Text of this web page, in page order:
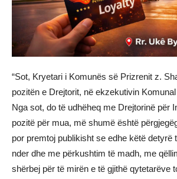
“Sot, Kryetari i Komunës së Prizrenit z.
pozitën e Drejtorit, në ekzekutivin
Nga sot, do të udhëheq me Drejtorinë për
pozitë për mua, më shumë është
por premtoj publikisht se edhe këtë detyrë
nder dhe me përkushtim të madh, me
shërbej për të mirën e të gjithë qytetarëve